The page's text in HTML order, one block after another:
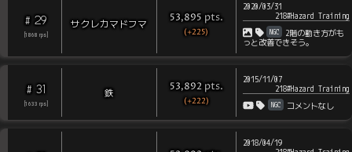
# 29
1868 rps
サクレカマドフマ 53,895 pts.
(+225)
2020/03/31
218#Hazard Training
NGC
2階の動き方がも
っと改善できそう。
# 31
1633 rps
鉄 53,892 pts.
(+222)
2015/11/07
218#Hazard Training
NGC コメントなし
2018/04/19